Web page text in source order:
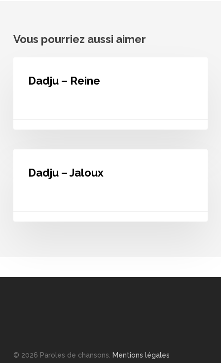
Vous pourriez aussi aimer
ReineDadju – Reine
JalouxDadju – Jaloux
© 2026 Paroles de chansons. Mentions légales